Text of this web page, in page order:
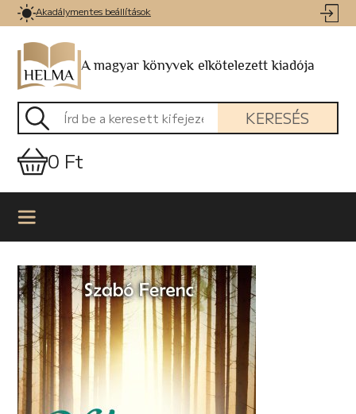
Akadálymentes beállítások
A magyar könyvek elkötelezett kiadója
KERESÉS
0 Ft